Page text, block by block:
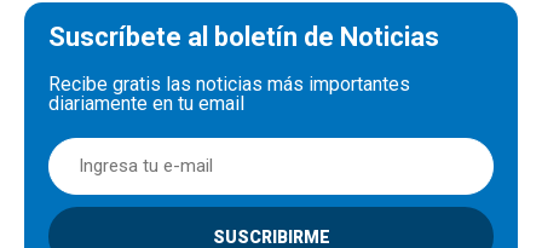
Suscríbete al boletín de Noticias
Recibe gratis las noticias más importantes
diariamente en tu email
SUSCRIBIRME